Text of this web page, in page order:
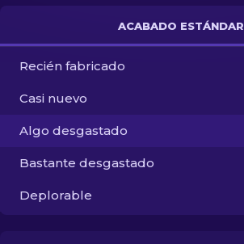
Otro
ACABADO ESTÁNDAR
Recién fabricado
Casi nuevo
Algo desgastado
Bastante desgastado
Deplorable